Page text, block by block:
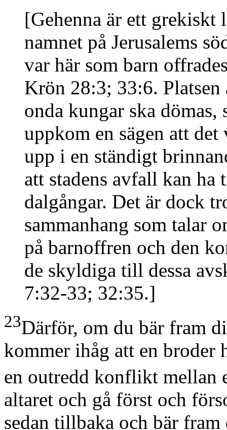
[Gehenna är ett grekiskt
namnet på Jerusalems
var här som barn
Krön 28:3; 33:6. Platsen
onda kungar ska dömas,
uppkom en sägen att det
upp i en ständigt
att stadens avfall kan ha
dalgångar. Det är dock
sammanhang som talar
på barnoffren och den
de skyldiga till dessa
7:32-33; 32:35.]
23Därför, om du bär fram
kommer ihåg att en broder
en outredd konflikt mellan
altaret och gå först och
sedan tillbaka och bär fram